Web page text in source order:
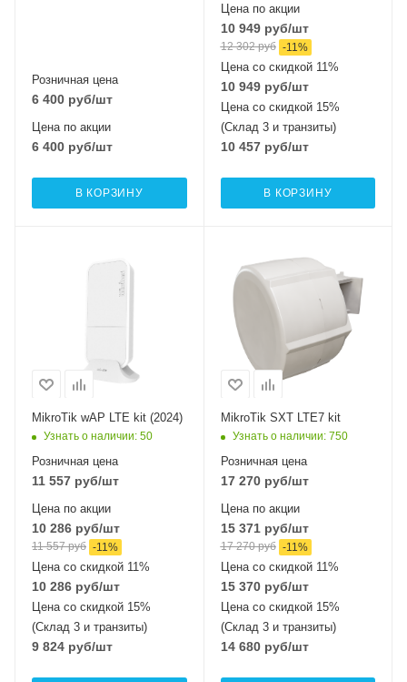
Розничная цена
6 400 руб/шт
Цена по акции
6 400 руб/шт
В КОРЗИНУ
Цена по акции
10 949руб/шт
12 302руб -11 %
Цена со скидкой 11%
10 949руб/шт
Цена со скидкой 15%
(Склад 3 и транзиты)
10 457руб/шт
В КОРЗИНУ
Один 2G / 3G / LTE
1x10/100 Mbps
Ethernet
Wi-Fi интерфейсы
2.4 ГГц 802.11b/g/n
MIMO2x2
MikroTik wAP LTE kit (2024)
Узнать о наличии: 50
Розничная цена
11 557 руб/шт
Цена по акции
10 286 руб/шт
11 557руб -11%
Цена со скидкой 11%
10 286 руб/шт
Цена со скидкой 15%
(Склад 3 и транзиты)
9 824 руб/шт
связи
Один LTE7
Проводные,
оптические
интерфейсы
2x10/100 Mbps
Ethernet
MikroTik SXT LTE7 kit
Узнать о наличии: 750
Розничная цена
17 270руб/шт
Цена по акции
15 371руб/шт
17 270руб -11%
Цена со скидкой 11%
15 370руб/шт
Цена со скидкой 15%
(Склад 3 и транзиты)
14 680руб/шт